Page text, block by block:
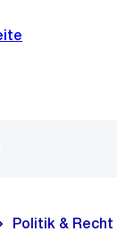
Politik & Recht